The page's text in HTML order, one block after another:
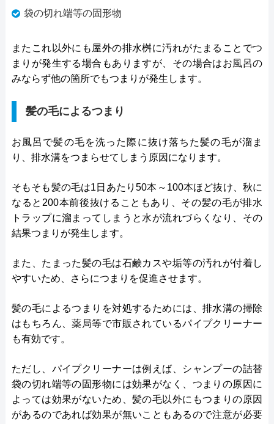
袋の切れ端等の固形物
またこれ以外にも屋外の排水桝に汚れがたまることでつ
まりが発生する場合もありますが、その場合はお風呂の
みならず他の箇所でもつまりが発生します。
髪の毛によるつまり
お風呂で髪の毛を洗った際に抜け落ちた髪の毛が溜ま
り、排水溝をつまらせてしまう原因になります。
そもそも髪の毛は1日あたり50本～100本ほど抜け、秋に
なると200本前後抜けることもあり、その髪の毛が排水
トラップに溜まってしまうと水が流れづらくなり、その
結果つまりが発生します。
また、たまった髪の毛は石鹸カスや垢等の汚れが付着し
やすいため、さらにつまりを促進させます。
髪の毛によるつまりを対処するためには、排水溝の掃除
はもちろん、薬局等で市販されているパイプクリーナー
も有効です。
ただし、パイプクリーナーは例えば、シャンプーの詰替
袋の切れ端等の固形物には効果がなく、つまりの原因に
よっては効果がないため、髪の毛以外にもつまりの原因
があるのであれば効果が無いこともあるので注意が必要